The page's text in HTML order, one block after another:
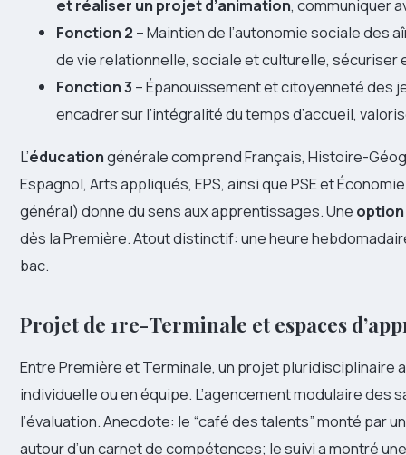
et réaliser un projet d’animation, communiquer
Fonction 2 – Maintien de l’autonomie sociale
de vie relationnelle, sociale et culturelle, sécuriser
Fonction 3 – Épanouissement et citoyenneté des
encadrer sur l’intégralité du temps d’accueil,
L’éducationgénérale comprend Français, Histoire-
Espagnol, Arts appliqués, EPS, ainsi que PSE et
général) donne du sens aux apprentissages. Une
dès la Première. Atout distinctif: une heure
bac.
Projet de 1re-Terminale et espaces
Entre Première et Terminale, un projet pluridisciplinaire
individuelle ou en équipe. L’agencement modulaire
l’évaluation. Anecdote: le “café des talents” monté par
autour d’un carnet de compétences; le suivi a montré